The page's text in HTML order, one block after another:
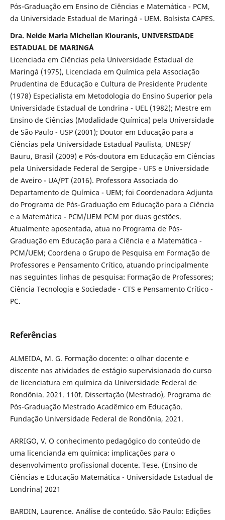
Pós-Graduação em Ensino de Ciências e Matemática - PCM,
da Universidade Estadual de Maringá - UEM. Bolsista CAPES.
Dra. Neide Maria Michellan Kiouranis, UNIVERSIDADE
ESTADUAL DE MARINGÁ
Licenciada em Ciências pela Universidade Estadual de
Maringá (1975), Licenciada em Química pela Associação
Prudentina de Educação e Cultura de Presidente Prudente
(1978) Especialista em Metodologia do Ensino Superior pela
Universidade Estadual de Londrina - UEL (1982); Mestre em
Ensino de Ciências (Modalidade Química) pela Universidade
de São Paulo - USP (2001); Doutor em Educação para a
Ciências pela Universidade Estadual Paulista, UNESP/
Bauru, Brasil (2009) e Pós-doutora em Educação em Ciências
pela Universidade Federal de Sergipe - UFS e Universidade
de Aveiro - UA/PT (2016). Professora Associada do
Departamento de Química - UEM; foi Coordenadora Adjunta
do Programa de Pós-Graduação em Educação para a Ciência
e a Matemática - PCM/UEM PCM por duas gestões.
Atualmente aposentada, atua no Programa de Pós-
Graduação em Educação para a Ciência e a Matemática -
PCM/UEM; Coordena o Grupo de Pesquisa em Formação de
Professores e Pensamento Crítico, atuando principalmente
nas seguintes linhas de pesquisa: Formação de Professores;
Ciência Tecnologia e Sociedade - CTS e Pensamento Crítico -
PC.
Referências
ALMEIDA, M. G. Formação docente: o olhar docente e
discente nas atividades de estágio supervisionado do curso
de licenciatura em química da Universidade Federal de
Rondônia. 2021. 110f. Dissertação (Mestrado), Programa de
Pós-Graduação Mestrado Acadêmico em Educação.
Fundação Universidade Federal de Rondônia, 2021.
ARRIGO, V. O conhecimento pedagógico do conteúdo de
uma licencianda em química: implicações para o
desenvolvimento profissional docente. Tese. (Ensino de
Ciências e Educação Matemática - Universidade Estadual de
Londrina) 2021
BARDIN, Laurence. Análise de conteúdo. São Paulo: Edições